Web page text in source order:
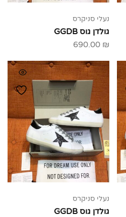
נעלי סניקרס
גולדן גוס GGDB
690.00 ₪
נעלי סניקרס
גולדן גוס GGDB